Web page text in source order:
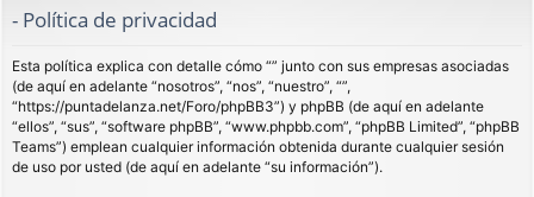
s
- Política de privacidad
Esta política explica con detalle cómo “” junto con sus empresas asociadas
(de aquí en adelante “nosotros”, “nos”, “nuestro”, “”,
“https://puntadelanza.net/Foro/phpBB3”) y phpBB (de aquí en adelante
“ellos”, “sus”, “software phpBB”, “www.phpbb.com”, “phpBB Limited”, “phpBB
Teams”) emplean cualquier información obtenida durante cualquier sesión
de uso por usted (de aquí en adelante “su información”).